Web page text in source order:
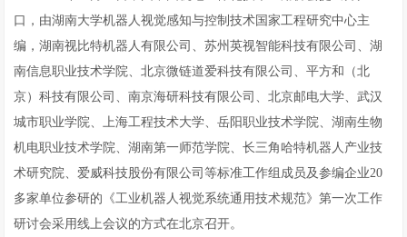
口，由湖南大学机器人视觉感知与控制技术国家工程研究中心主
编，湖南视比特机器人有限公司、苏州英视智能科技有限公司、湖
南信息职业技术学院、北京微链道爱科技有限公司、平方和（北
京）科技有限公司、南京海研科技有限公司、北京邮电大学、武汉
城市职业学院、上海工程技术大学、岳阳职业技术学院、湖南生物
机电职业技术学院、湖南第一师范学院、长三角哈特机器人产业技
术研究院、爱威科技股份有限公司等标准工作组成员及参编企业20
多家单位参研的《工业机器人视觉系统通用技术规范》第一次工作
研讨会采用线上会议的方式在北京召开。